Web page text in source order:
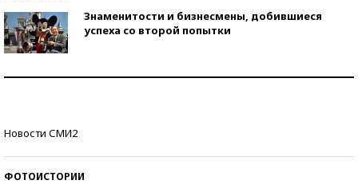
Знаменитости и бизнесмены, добившиеся
успеха со второй попытки
Новости СМИ2
ФОТОИСТОРИИ